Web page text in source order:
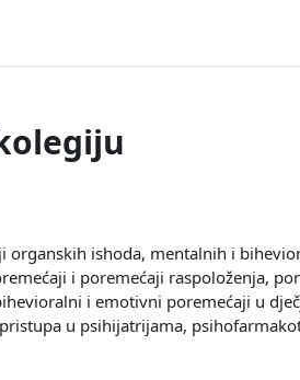
ishoda, mentalnih i
i poremećaji raspoloženja,
i emotivni poremećaji u
u psihijatrijama,